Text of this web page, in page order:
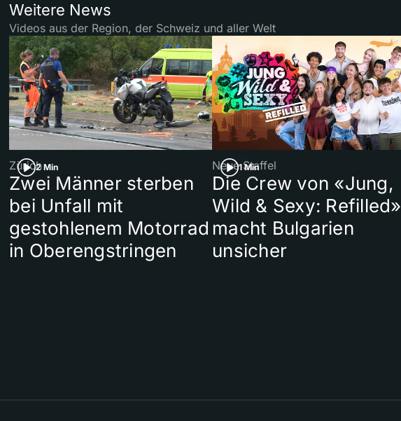
Weitere News
Videos aus der Region, der Schweiz und aller Welt
2 Min
Zürich
Zwei Männer sterben
bei Unfall mit
gestohlenem Motorrad
in Oberengstringen
1 Min
Neue Staffel
Die Crew von «Jung,
Wild & Sexy: Refilled»
macht Bulgarien
unsicher